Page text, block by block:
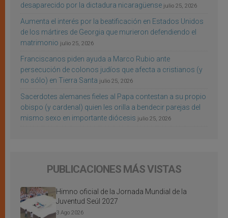
desaparecido por la dictadura nicaragüense julio 25, 2026
Aumenta el interés por la beatificación en Estados Unidos
de los mártires de Georgia que murieron defendiendo el
matrimonio julio 25, 2026
Franciscanos piden ayuda a Marco Rubio ante
persecución de colonos judíos que afecta a cristianos (y
no sólo) en Tierra Santa julio 25, 2026
Sacerdotes alemanes fieles al Papa contestan a su propio
obispo (y cardenal) quien les orilla a bendecir parejas del
mismo sexo en importante diócesis julio 25, 2026
PUBLICACIONES MÁS VISTAS
Himno oficial de la Jornada Mundial de la
Juventud Seúl 2027
3 Ago 2026